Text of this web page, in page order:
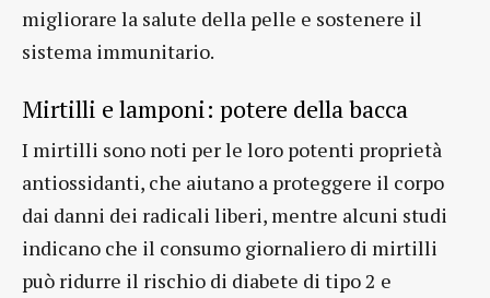
migliorare la salute della pelle e sostenere il
sistema immunitario.
Mirtilli e lamponi: potere della bacca
I mirtilli sono noti per le loro potenti proprietà
antiossidanti, che aiutano a proteggere il corpo
dai danni dei radicali liberi, mentre alcuni studi
indicano che il consumo giornaliero di mirtilli
può ridurre il rischio di diabete di tipo 2 e